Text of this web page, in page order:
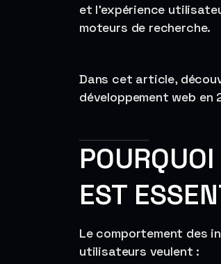
et l’expérience
moteurs de recherche.
Dans cet article,
développement web en
EST
Le comportement des
utilisateurs veulent :